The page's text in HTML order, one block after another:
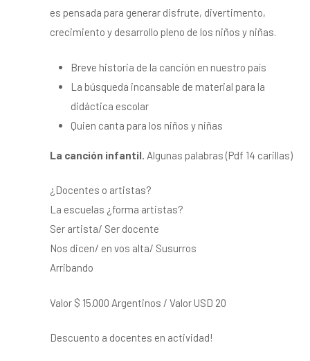
es pensada para generar disfrute, divertimento,
crecimiento y desarrollo pleno de los niños y niñas.
Breve historia de la canción en nuestro país
La búsqueda incansable de material para la
didáctica escolar
Quien canta para los niños y niñas
La canción infantil. Algunas palabras (Pdf 14 carillas)
¿Docentes o artistas?
La escuelas ¿forma artistas?
Ser artista/ Ser docente
Nos dicen/ en vos alta/ Susurros
Arribando
Valor $ 15.000 Argentinos / Valor USD 20
Descuento a docentes en actividad!